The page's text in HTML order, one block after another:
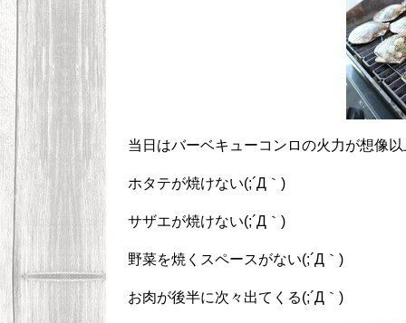
当日はバーベキューコンロの火力が想像
ホタテが焼けない(;´Д｀)
サザエが焼けない(;´Д｀)
野菜を焼くスペースがない(;´Д｀)
お肉が後半に次々出てくる(;´Д｀)